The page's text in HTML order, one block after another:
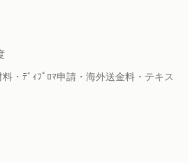
ﾃﾞｨﾌﾟﾛﾏ申請・海外送金料・テキス